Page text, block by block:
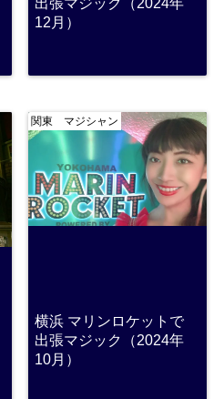
12月）
関東 マジシャン
横浜 マリンロケットで
出張マジック（2024年
10月）